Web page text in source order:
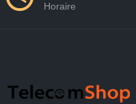
Horaire